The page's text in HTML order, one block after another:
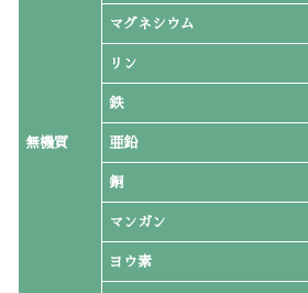
無機質
マグネシウム
リン
鉄
亜鉛
銅
マンガン
ヨウ素